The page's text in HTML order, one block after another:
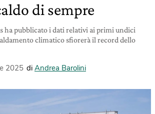
di sempre
ha pubblicato i dati relativi ai primi undici
climatico sfiorerà il record dello
2025 di Andrea Barolini